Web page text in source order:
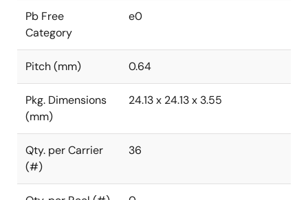
Pb Free
Category
e0
Pitch (mm) 0.64
Pkg. Dimensions
(mm)
24.13 x 24.13 x 3.55
Qty. per Carrier
(#)
36